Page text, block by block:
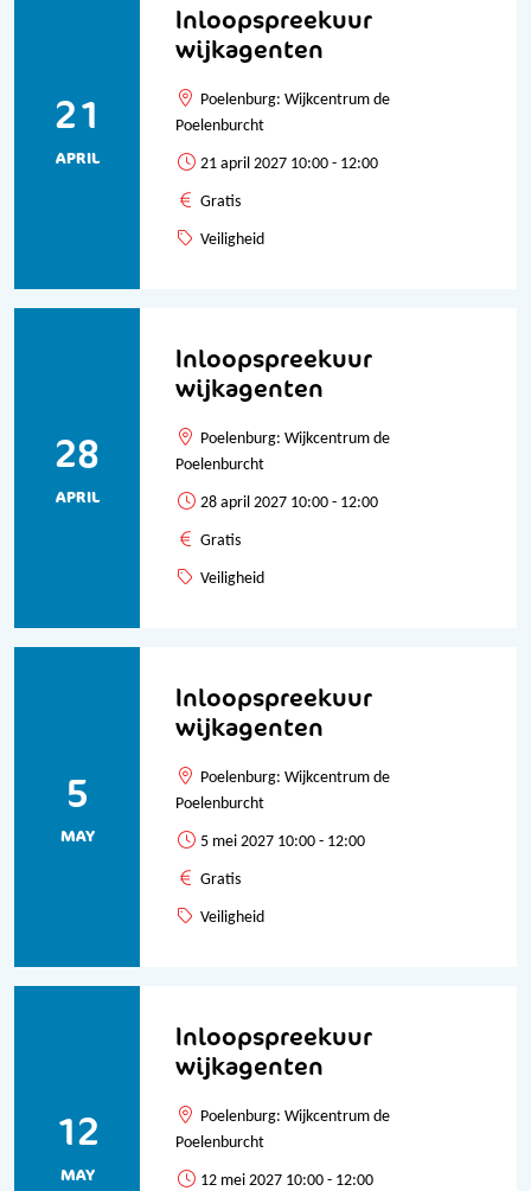
Inloopspreekuur
wijkagenten
21
APRIL
Poelenburg: Wijkcentrum de
Poelenburcht
21 april 2027 10:00 - 12:00
Gratis
Veiligheid
Inloopspreekuur
wijkagenten
28
APRIL
Poelenburg: Wijkcentrum de
Poelenburcht
28 april 2027 10:00 - 12:00
Gratis
Veiligheid
Inloopspreekuur
wijkagenten
5
MAY
Poelenburg: Wijkcentrum de
Poelenburcht
5 mei 2027 10:00 - 12:00
Gratis
Veiligheid
Inloopspreekuur
wijkagenten
12
MAY
Poelenburg: Wijkcentrum de
Poelenburcht
12 mei 2027 10:00 - 12:00